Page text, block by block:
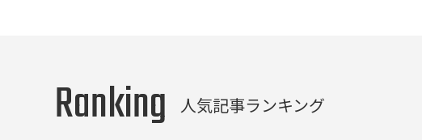
Ranking 人気記事ランキング